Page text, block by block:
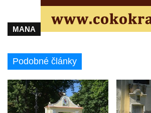
křížové cestě ve Vilémově
Strání
Kříž u severní zdi kostela Nalezení svatého
Kříže ve Frýdlantu
Kříž na Křížové cestě na Křížovém vrchu ve
Frýdlantu
MANA
Podobné články